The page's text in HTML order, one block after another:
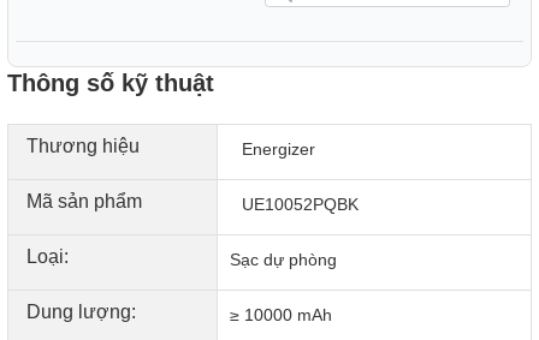
Thông số kỹ thuật
Thương hiệu Energizer
Mã sản phẩm UE10052PQBK
Loại: Sạc dự phòng
Dung lượng: ≥ 10000 mAh